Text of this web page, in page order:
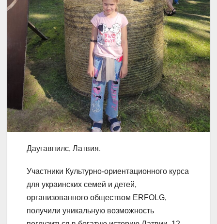
Даугавпилс, Латвия.
Участники Культурно-ориентационного курса
для украинских семей и детей,
организованного обществом ERFOLG,
получили уникальную возможность